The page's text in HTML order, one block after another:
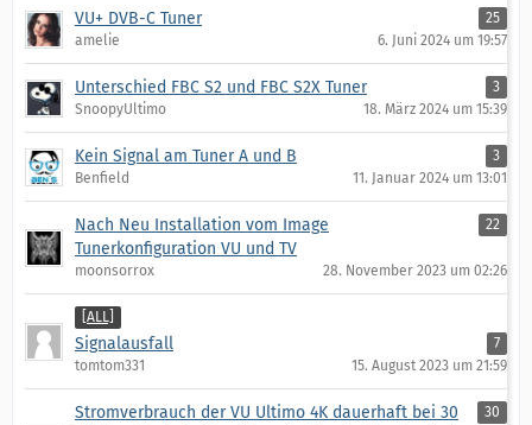
VU+ DVB-C Tuner
25
amelie
6. Juni 2024 um 19:57
Unterschied FBC S2 und FBC S2X Tuner
3
SnoopyUltimo
18. März 2024 um 15:39
Kein Signal am Tuner A und B
3
Benfield
11. Januar 2024 um 13:01
Nach Neu Installation vom Image
Tunerkonfiguration VU und TV
22
moonsorrox 28. November 2023 um 02:26
[ALL]
Signalausfall
7
tomtom331
15. August 2023 um 21:59
Stromverbrauch der VU Ultimo 4K dauerhaft bei 30
30